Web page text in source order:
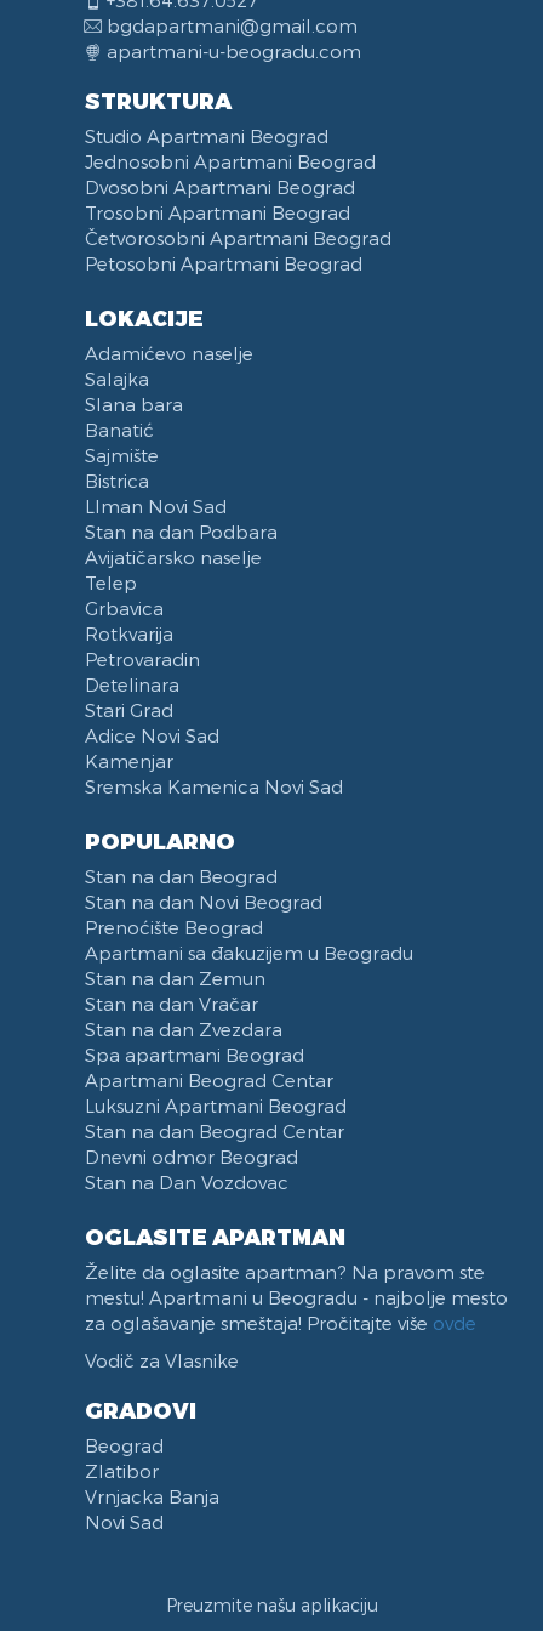
Lift
Proslave
Kamin
Balkon
Terasa
Posteljina
Peškiri
Zabranjeno pušenje
Kategorizovan
Vaučeri
Orman
Radni Sto
Pegla za veš
Daska za Peglanje
LCD TV
Mini Linija
Laptop
Telefon
Ketler
Aparat za Kafu
Kombinovani Frižider
Mašina za Pranje Sudova
Čajna Kuhinja
Kuhinja u sklopu Dnevnog Boravka
Trpezarija
Trpezarijski Sto i Stolice
Aspirator
Posudje i Escajg
Alarm
Video nadzor
bgdapartmani@gmail.com
apartmani-u-beogradu.com
STRUKTURA
Studio Apartmani Beograd
Jednosobni Apartmani Beograd
Dvosobni Apartmani Beograd
Trosobni Apartmani Beograd
Četvorosobni Apartmani Beograd
Petosobni Apartmani Beograd
LOKACIJE
Adamićevo naselje
Salajka
Slana bara
Banatić
Sajmište
Bistrica
LIman Novi Sad
Stan na dan Podbara
Avijatičarsko naselje
Telep
Grbavica
Rotkvarija
Petrovaradin
Detelinara
Stari Grad
Adice Novi Sad
Kamenjar
Sremska Kamenica Novi Sad
POPULARNO
Stan na dan Beograd
Stan na dan Novi Beograd
Prenoćište Beograd
Apartmani sa đakuzijem u Beogradu
Stan na dan Zemun
Stan na dan Vračar
Stan na dan Zvezdara
Spa apartmani Beograd
Apartmani Beograd Centar
Luksuzni Apartmani Beograd
Stan na dan Beograd Centar
Dnevni odmor Beograd
Stan na Dan Vozdovac
OGLASITE APARTMAN
Želite da oglasite apartman? Na pravom ste
mestu! Apartmani u Beogradu - najbolje mesto
za oglašavanje smeštaja! Pročitajte više ovde
Vodič za Vlasnike
GRADOVI
Beograd
Zlatibor
Vrnjacka Banja
Novi Sad
Preuzmite našu aplikaciju